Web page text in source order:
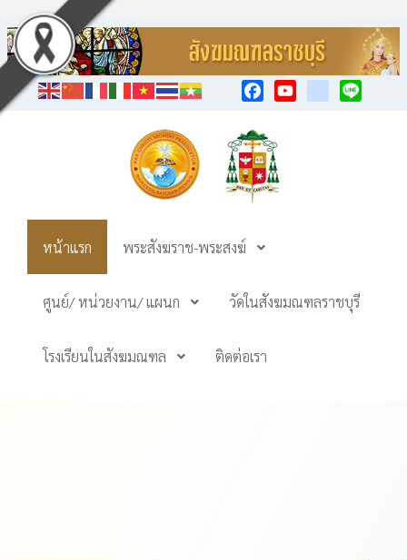
หน้าแรก พระสังฆราช-พระสงฆ์
ศูนย์/ หน่วยงาน/ แผนก วัดในสังฆมณฑลราชบุรี
โรงเรียนในสังฆมณฑล ติดต่อเรา